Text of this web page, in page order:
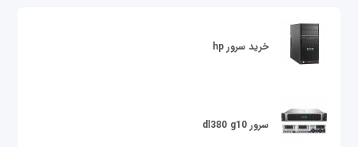
خرید سرور hp
سرور dl380 g10